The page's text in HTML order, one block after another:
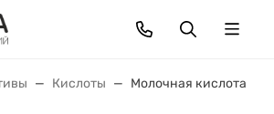
Кислоты Молочная кислота